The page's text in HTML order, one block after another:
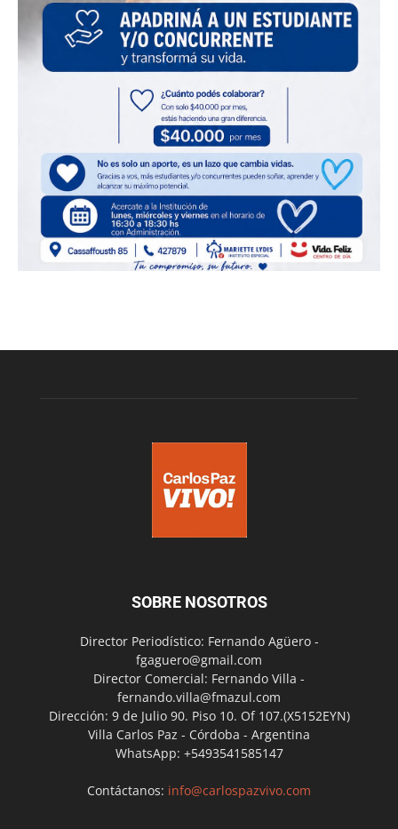
SOBRE NOSOTROS
Director Periodístico: Fernando Agüero -
fgaguero@gmail.com
Director Comercial: Fernando Villa -
fernando.villa@fmazul.com
Dirección: 9 de Julio 90. Piso 10. Of 107.(X5152EYN)
Villa Carlos Paz - Córdoba - Argentina
WhatsApp: +5493541585147
Contáctanos: info@carlospazvivo.com